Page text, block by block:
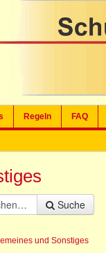
Regeln FAQ
Suche
und Sonstiges